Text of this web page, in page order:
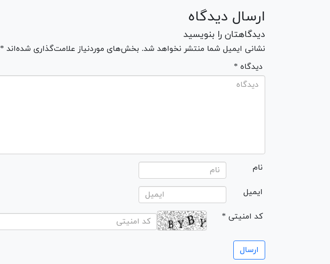
ارسال دیدگاه
دیدگاهتان را بنویسید
نشانی ایمیل شما منتشر نخواهد شد. بخش‌های موردنیاز علامت‌گذاری شده‌اند *
* دیدگاه
نام
ایمیل
* کد امنیتی